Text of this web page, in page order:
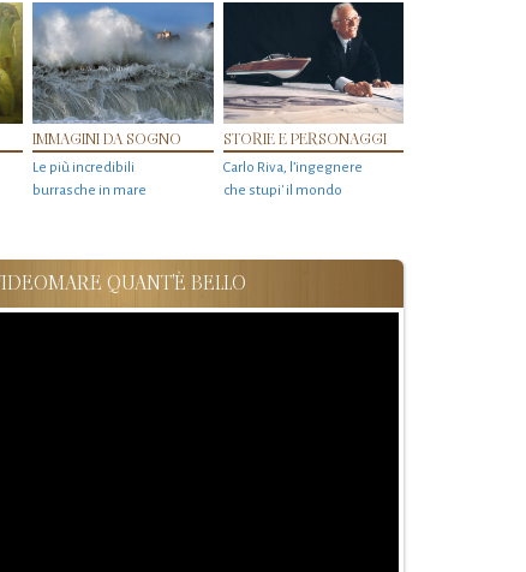
IMMAGINI DA SOGNO
Le più incredibili
burrasche in mare
STORIE E PERSONAGGI
Carlo Riva, l’ingegnere
che stupi' il mondo
QUANT'È BELLO